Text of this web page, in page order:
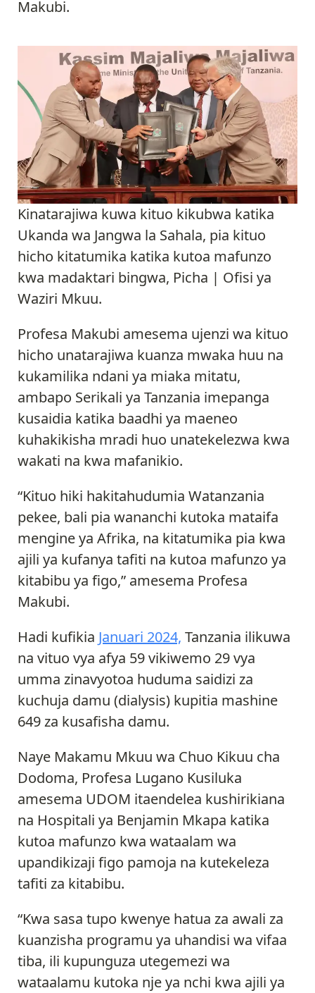
Makubi.
Kinatarajiwa kuwa kituo kikubwa katika
Ukanda wa Jangwa la Sahala, pia kituo
hicho kitatumika katika kutoa mafunzo
kwa madaktari bingwa, Picha | Ofisi ya
Waziri Mkuu.
Profesa Makubi amesema ujenzi wa kituo
hicho unatarajiwa kuanza mwaka huu na
kukamilika ndani ya miaka mitatu,
ambapo Serikali ya Tanzania imepanga
kusaidia katika baadhi ya maeneo
kuhakikisha mradi huo unatekelezwa kwa
wakati na kwa mafanikio.
“Kituo hiki hakitahudumia Watanzania
pekee, bali pia wananchi kutoka mataifa
mengine ya Afrika, na kitatumika pia kwa
ajili ya kufanya tafiti na kutoa mafunzo ya
kitabibu ya figo,” amesema Profesa
Makubi.
Hadi kufikia Januari 2024, Tanzania ilikuwa
na vituo vya afya 59 vikiwemo 29 vya
umma zinavyotoa huduma saidizi za
kuchuja damu (dialysis) kupitia mashine
649 za kusafisha damu.
Naye Makamu Mkuu wa Chuo Kikuu cha
Dodoma, Profesa Lugano Kusiluka
amesema UDOM itaendelea kushirikiana
na Hospitali ya Benjamin Mkapa katika
kutoa mafunzo kwa wataalam wa
upandikizaji figo pamoja na kutekeleza
tafiti za kitabibu.
“Kwa sasa tupo kwenye hatua za awali za
kuanzisha programu ya uhandisi wa vifaa
tiba, ili kupunguza utegemezi wa
wataalamu kutoka nje ya nchi kwa ajili ya